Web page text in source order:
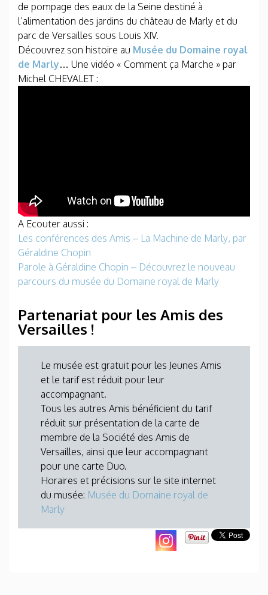
de pompage des eaux de la Seine destiné à
l’alimentation des jardins du château de Marly et du
parc de Versailles sous Louis XIV.
Découvrez son histoire au Musée du Domaine royal
de Marly… Une vidéo « Comment ça Marche » par
Michel CHEVALET :
A Ecouter aussi :
Les conférences des Amis – La Machine de Marly, par
Géraldine Chopin
Parole à Géraldine Chopin – Découvrez le nouveau
parcours du musée du Domaine royal de Marly
Partenariat pour les Amis des
Versailles !
Le musée est gratuit pour les Jeunes Amis
et le tarif est réduit pour leur
accompagnant.
Tous les autres Amis bénéficient du tarif
réduit sur présentation de la carte de
membre de la Société des Amis de
Versailles, ainsi que leur accompagnant
pour une carte Duo.
Horaires et précisions sur le site internet
du musée: Musée du Domaine royal de
Marly